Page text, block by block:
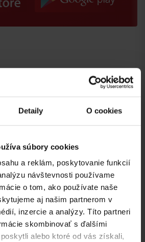
Detaily O cookies
súbory cookies
a reklám, poskytovanie funkcií
návštevnosti používame
o tom, ako používate naše
aj našim partnerom v
inzercie a analýzy. Títo partneri
skombinovať s ďalšími
alebo ktoré od vás získali,
Magurka
Osada Magurka